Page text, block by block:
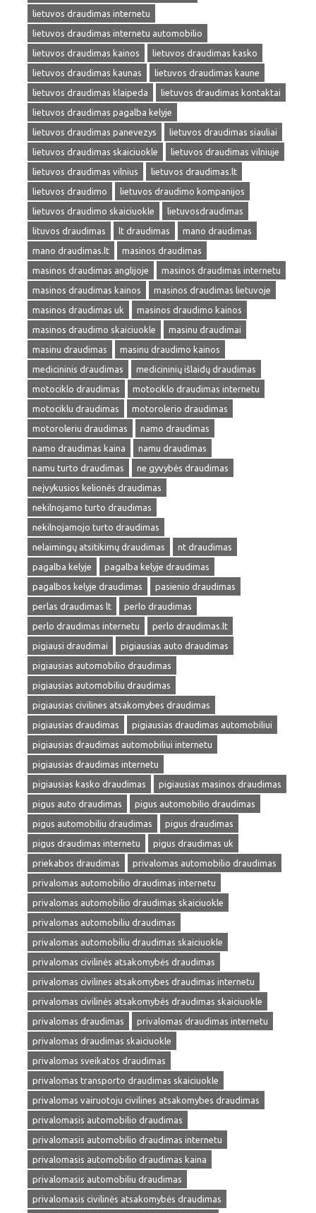
lietuvos draudimas internetu
lietuvos draudimas internetu automobilio
lietuvos draudimas kainos
lietuvos draudimas kasko
lietuvos draudimas kaunas
lietuvos draudimas kaune
lietuvos draudimas klaipeda
lietuvos draudimas kontaktai
lietuvos draudimas pagalba kelyje
lietuvos draudimas panevezys
lietuvos draudimas siauliai
lietuvos draudimas skaiciuokle
lietuvos draudimas vilniuje
lietuvos draudimas vilnius
lietuvos draudimas.lt
lietuvos draudimo
lietuvos draudimo kompanijos
lietuvos draudimo skaiciuokle
lietuvosdraudimas
lituvos draudimas
lt draudimas
mano draudimas
mano draudimas.lt
masinos draudimas
masinos draudimas anglijoje
masinos draudimas internetu
masinos draudimas kainos
masinos draudimas lietuvoje
masinos draudimas uk
masinos draudimo kainos
masinos draudimo skaiciuokle
masinu draudimai
masinu draudimas
masinu draudimo kainos
medicininis draudimas
medicininių išlaidų draudimas
motociklo draudimas
motociklo draudimas internetu
motociklu draudimas
motorolerio draudimas
motoroleriu draudimas
namo draudimas
namo draudimas kaina
namu draudimas
namu turto draudimas
ne gyvybės draudimas
neįvykusios kelionės draudimas
nekilnojamo turto draudimas
nekilnojamojo turto draudimas
nelaimingų atsitikimų draudimas
nt draudimas
pagalba kelyje
pagalba kelyje draudimas
pagalbos kelyje draudimas
pasienio draudimas
perlas draudimas lt
perlo draudimas
perlo draudimas internetu
perlo draudimas.lt
pigiausi draudimai
pigiausias auto draudimas
pigiausias automobilio draudimas
pigiausias automobiliu draudimas
pigiausias civilines atsakomybes draudimas
pigiausias draudimas
pigiausias draudimas automobiliui
pigiausias draudimas automobiliui internetu
pigiausias draudimas internetu
pigiausias kasko draudimas
pigiausias masinos draudimas
pigus auto draudimas
pigus automobilio draudimas
pigus automobiliu draudimas
pigus draudimas
pigus draudimas internetu
pigus draudimas uk
priekabos draudimas
privalomas automobilio draudimas
privalomas automobilio draudimas internetu
privalomas automobilio draudimas skaiciuokle
privalomas automobiliu draudimas
privalomas automobiliu draudimas skaiciuokle
privalomas civilinės atsakomybės draudimas
privalomas civilines atsakomybes draudimas internetu
privalomas civilinės atsakomybės draudimas skaiciuokle
privalomas draudimas
privalomas draudimas internetu
privalomas draudimas skaiciuokle
privalomas sveikatos draudimas
privalomas transporto draudimas skaiciuokle
privalomas vairuotoju civilines atsakomybes draudimas
privalomasis automobilio draudimas
privalomasis automobilio draudimas internetu
privalomasis automobilio draudimas kaina
privalomasis automobiliu draudimas
privalomasis civilinės atsakomybės draudimas